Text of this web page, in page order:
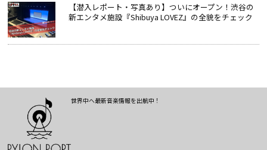
【潜入レポート・写真あり】ついにオープン！渋谷の
新エンタメ施設『Shibuya LOVEZ』の全貌をチェック
世界中へ最新音楽情報を出航中！